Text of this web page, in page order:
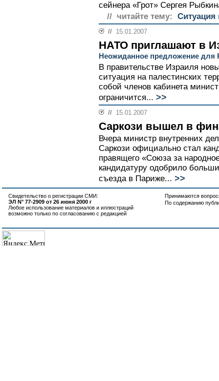
сейнера «Грот» Сергея
// читайте тему:
Ситуация
// 15.01.2007
НАТО приглашают в
Неожиданное предложение для
В правительстве Израиля
ситуация на палестинских
собой членов кабинета
ограничится... >>
// 15.01.2007
Саркози вышел в
Вчера министр внутренних
Саркози официально стал
правящего «Союза за
кандидатуру одобрило
съезда в Париже... >>
Свидетельство о регистрации СМИ:
ЭЛ N° 77-2909 от 26 июня 2000 г
Любое использование материалов и иллюстраций
возможно только по согласованию с редакцией
Принимаются
По содержанию